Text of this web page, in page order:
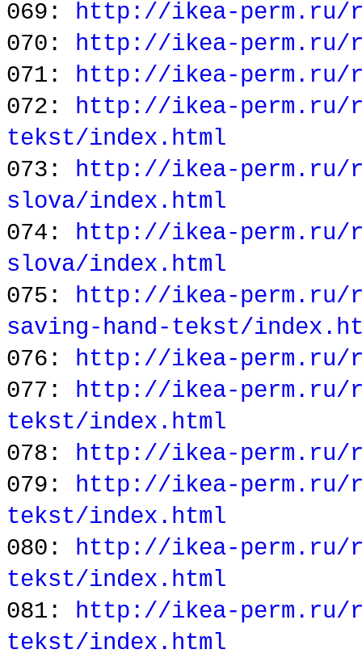
069: http://ikea-
070: http://ikea-
071: http://ikea-perm.ru/
072: http://ikea-perm.ru/
tekst/index.html
073: http://ikea-perm.ru/
slova/index.html
074: http://ikea-
slova/index.html
075: http://ikea-perm.ru/
saving-hand-tekst/
076: http://ikea-perm.ru/
077: http://ikea-perm.ru/
tekst/index.html
078: http://ikea-perm.ru/
079: http://ikea-perm.ru/
tekst/index.html
080: http://ikea-perm.ru/
tekst/index.html
081: http://ikea-
tekst/index.html